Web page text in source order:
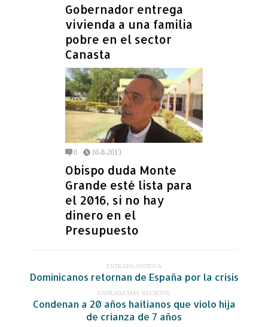
Gobernador entrega
vivienda a una familia
pobre en el sector
Canasta
0 10-8-2013
Obispo duda Monte
Grande esté lista para
el 2016, si no hay
dinero en el
Presupuesto
ENTRADA ANTIGUA
Dominicanos retornan de España por la crisis
ENTRADA MÁS RECIENTE
Condenan a 20 años haitianos que violo hija
de crianza de 7 años